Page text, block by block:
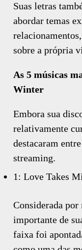
Suas letras
abordar temas
sobre a própria
As 5 músicas
Winter
Embora sua
relativamente
destacaram
streaming.
1: Love Takes
Considerada por
importante de
faixa foi